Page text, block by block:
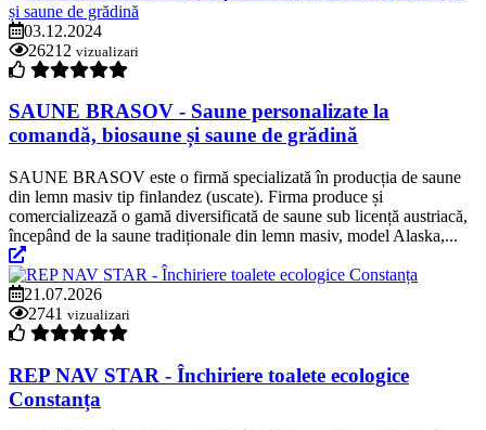
03.12.2024
26212 vizualizari
SAUNE BRASOV - Saune personalizate la
comandă, biosaune și saune de grădină
SAUNE BRASOV este o firmă specializată în producția de saune
din lemn masiv tip finlandez (uscate). Firma produce și
comercializează o gamă diversificată de saune sub licență austriacă,
începând de la saune tradiționale din lemn masiv, model Alaska,...
21.07.2026
2741 vizualizari
REP NAV STAR - Închiriere toalete ecologice
Constanța